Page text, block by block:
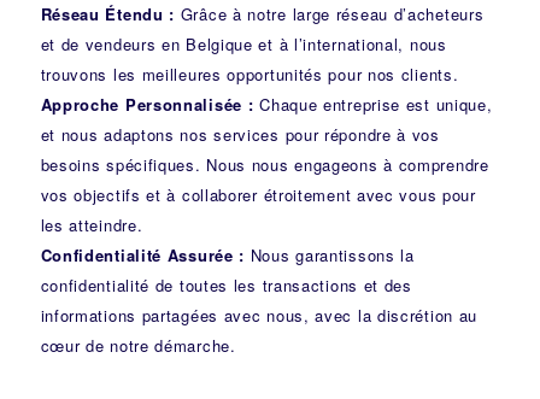
Réseau Étendu : Grâce à notre large réseau d’acheteurs
et de vendeurs en Belgique et à l’international, nous
trouvons les meilleures opportunités pour nos clients.
Approche Personnalisée : Chaque entreprise est unique,
et nous adaptons nos services pour répondre à vos
besoins spécifiques. Nous nous engageons à comprendre
vos objectifs et à collaborer étroitement avec vous pour
les atteindre.
Confidentialité Assurée : Nous garantissons la
confidentialité de toutes les transactions et des
informations partagées avec nous, avec la discrétion au
cœur de notre démarche.